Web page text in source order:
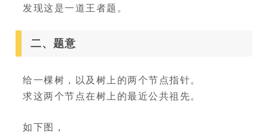
发现这是一道王者题。
二、题意
给一棵树，以及树上的两个节点指针。
求这两个节点在树上的最近公共祖先。
如下图，